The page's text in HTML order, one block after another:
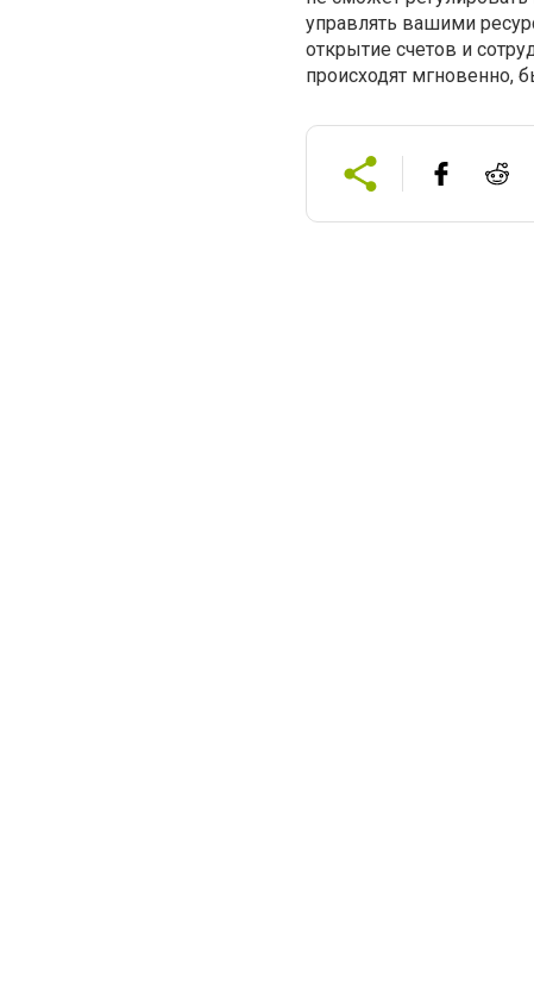
управлять вашими
открытие счетов и
происходят мгновенно,